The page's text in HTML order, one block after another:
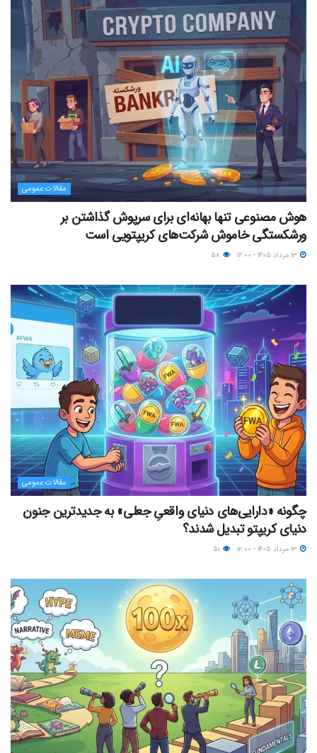
مقالات عمومی
هوش مصنوعی تنها بهانه‌ای برای سرپوش گذاشتن بر
ورشکستگی خاموش شرکت‌های کریپتویی است
مقالات عمومی
چگونه «دارایی‌های دنیای واقعیِ جعلی» به جدیدترین جنون
دنیای کریپتو تبدیل شدند؟